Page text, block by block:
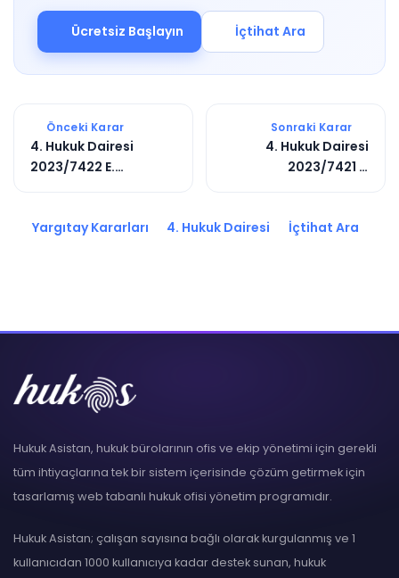
Ücretsiz Başlayın İçtihat Ara
Önceki Karar
4. Hukuk Dairesi
2023/7422 E.
Sonraki Karar
4. Hukuk Dairesi
2023/7421 E.
Yargıtay Kararları 4. Hukuk Dairesi İçtihat Ara
Hukuk Asistan, hukuk bürolarının ofis ve ekip yönetimi için gerekli
tüm ihtiyaçlarına tek bir sistem içerisinde çözüm getirmek için
tasarlamış web tabanlı hukuk ofisi yönetim programıdır.
Hukuk Asistan; çalışan sayısına bağlı olarak kurgulanmış ve 1
kullanıcıdan 1000 kullanıcıya kadar destek sunan, hukuk